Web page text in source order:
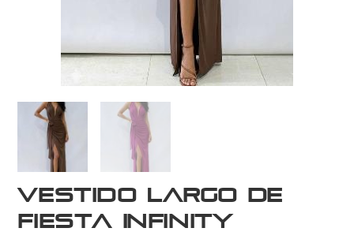
Vestido Largo de
Fiesta Infinity